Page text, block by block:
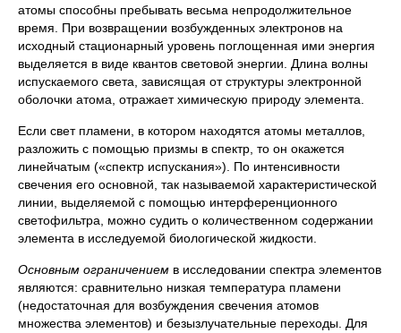
атомы способны пребывать весьма непродолжительное
время. При возвращении возбужденных электронов на
исходный стационарный уровень поглощенная ими энергия
выделяется в виде квантов световой энергии. Длина волны
испускаемого света, зависящая от структуры электронной
оболочки атома, отражает химическую природу элемента.
Если свет пламени, в котором находятся атомы металлов,
разложить с помощью призмы в спектр, то он окажется
линейчатым («спектр испускания»). По интенсивности
свечения его основной, так называемой характеристической
линии, выделяемой с помощью интерференционного
светофильтра, можно судить о количественном содержании
элемента в исследуемой биологической жидкости.
Основным ограничением в исследовании спектра элементов
являются: сравнительно низкая температура пламени
(недостаточная для возбуждения свечения атомов
множества элементов) и безызлучательные переходы. Для